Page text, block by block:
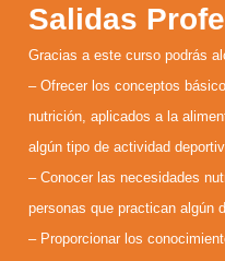
Salidas
Gracias a este curso podrás
– Ofrecer los conceptos
nutrición, aplicados a la
algún tipo de actividad
– Conocer las necesidades
personas que practican algún
– Proporcionar los